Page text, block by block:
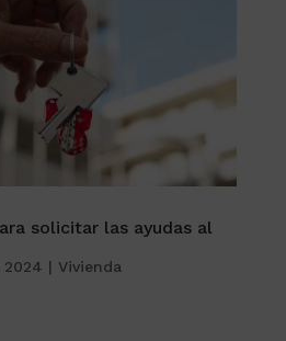
solicitar las ayudas al
2024 | Vivienda